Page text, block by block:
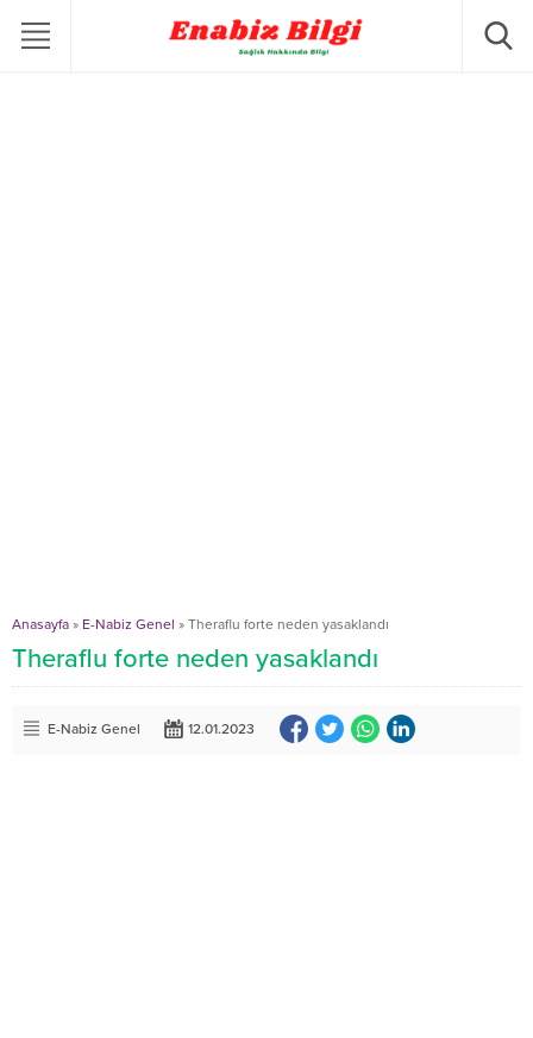
Anasayfa » E-Nabiz Genel » Theraflu forte neden yasaklandı
Theraflu forte neden yasaklandı
E-Nabiz Genel 12.01.2023